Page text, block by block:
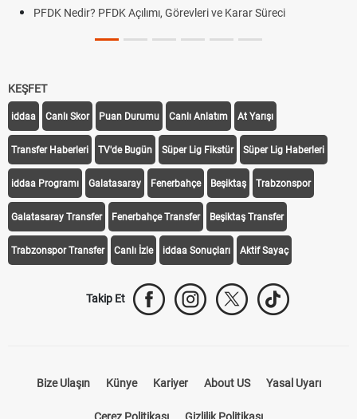
Nedir? PFDK Açılımı, Görevleri ve Karar Süreci
KEŞFET
iddaa Canlı Skor Puan Durumu Canlı Anlatım At Yarışı
Transfer Haberleri TV'de Bugün Süper Lig Fikstür Süper Lig Haberleri
iddaa Programı Galatasaray Fenerbahçe Beşiktaş Trabzonspor
Galatasaray Transfer Fenerbahçe Transfer Beşiktaş Transfer
Trabzonspor Transfer Canlı İzle iddaa Sonuçları Aktif Sayaç